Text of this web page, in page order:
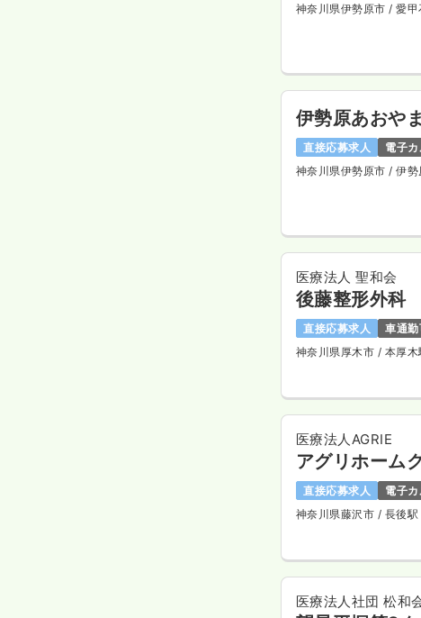
神奈川県伊勢原市 / 愛甲
伊勢原あおや
直接応募求人 電子
神奈川県伊勢原市 / 伊勢
医療法人 聖和会
後藤整形外科
直接応募求人
車通勤
神奈川県厚木市 / 本厚
医療法人AGRIE
アグリホーム
直接応募求人
電子
神奈川県藤沢市 / 長後
医療法人社団 松和